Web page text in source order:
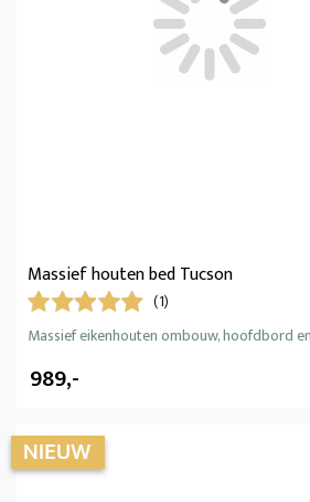
Massief houten bed Tucson
(1)
Massief eikenhouten ombouw, hoofdbord
989,-